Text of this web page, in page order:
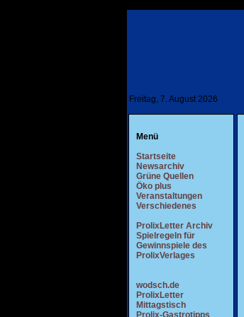
Freitag, 7. August 2026
Menü
Startseite
Newsarchiv
Grüne Quellen
Öko plus
Veranstaltungen
Verschiedenes
ProlixLetter Archiv
Spielregeln für
Gewinnspiele des
ProlixVerlages
wodsch.de
ProlixLetter
Mittagstisch
Prolix-Gastrotipps